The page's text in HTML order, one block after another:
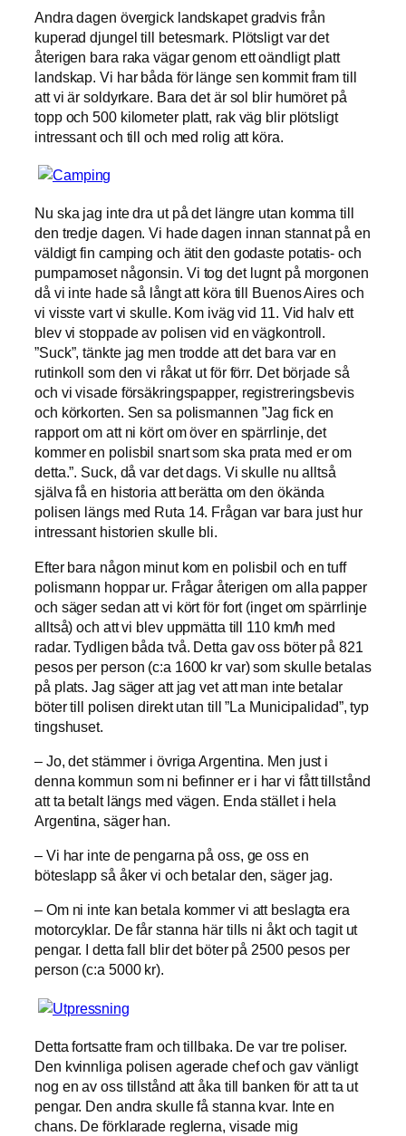
Andra dagen övergick landskapet gradvis från
kuperad djungel till betesmark. Plötsligt var det
återigen bara raka vägar genom ett oändligt platt
landskap. Vi har båda för länge sen kommit fram till
att vi är soldyrkare. Bara det är sol blir humöret på
topp och 500 kilometer platt, rak väg blir plötsligt
intressant och till och med rolig att köra.
Nu ska jag inte dra ut på det längre utan komma till
den tredje dagen. Vi hade dagen innan stannat på en
väldigt fin camping och ätit den godaste potatis- och
pumpamoset någonsin. Vi tog det lugnt på morgonen
då vi inte hade så långt att köra till Buenos Aires och
vi visste vart vi skulle. Kom iväg vid 11. Vid halv ett
blev vi stoppade av polisen vid en vägkontroll.
”Suck”, tänkte jag men trodde att det bara var en
rutinkoll som den vi råkat ut för förr. Det började så
och vi visade försäkringspapper, registreringsbevis
och körkorten. Sen sa polismannen ”Jag fick en
rapport om att ni kört om över en spärrlinje, det
kommer en polisbil snart som ska prata med er om
detta.”. Suck, då var det dags. Vi skulle nu alltså
själva få en historia att berätta om den ökända
polisen längs med Ruta 14. Frågan var bara just hur
intressant historien skulle bli.
Efter bara någon minut kom en polisbil och en tuff
polismann hoppar ur. Frågar återigen om alla papper
och säger sedan att vi kört för fort (inget om spärrlinje
alltså) och att vi blev uppmätta till 110 km/h med
radar. Tydligen båda två. Detta gav oss böter på 821
pesos per person (c:a 1600 kr var) som skulle betalas
på plats. Jag säger att jag vet att man inte betalar
böter till polisen direkt utan till ”La Municipalidad”, typ
tingshuset.
– Jo, det stämmer i övriga Argentina. Men just i
denna kommun som ni befinner er i har vi fått tillstånd
att ta betalt längs med vägen. Enda stället i hela
Argentina, säger han.
– Vi har inte de pengarna på oss, ge oss en
böteslapp så åker vi och betalar den, säger jag.
– Om ni inte kan betala kommer vi att beslagta era
motorcyklar. De får stanna här tills ni åkt och tagit ut
pengar. I detta fall blir det böter på 2500 pesos per
person (c:a 5000 kr).
Detta fortsatte fram och tillbaka. De var tre poliser.
Den kvinnliga polisen agerade chef och gav vänligt
nog en av oss tillstånd att åka till banken för att ta ut
pengar. Den andra skulle få stanna kvar. Inte en
chans. De förklarade reglerna, visade mig